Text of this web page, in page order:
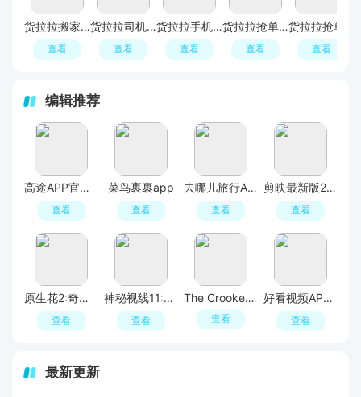
货拉拉搬家小哥APP官方新版本
查看
货拉拉司机版APP官方免费版
查看
货拉拉手机叫车app
查看
货拉拉抢单神器免费版
查看 查看
编辑推荐
高途APP官方正版
查看
菜鸟裹裹app
查看
去哪儿旅行APP官方免费版
查看
剪映最新版2026手机版
查看
原生花2:奇幻旅程
查看
神秘视线11:惊悚秘林
查看
The Crooked Man
查看
好看视频APP官方最新版
查看
最新更新